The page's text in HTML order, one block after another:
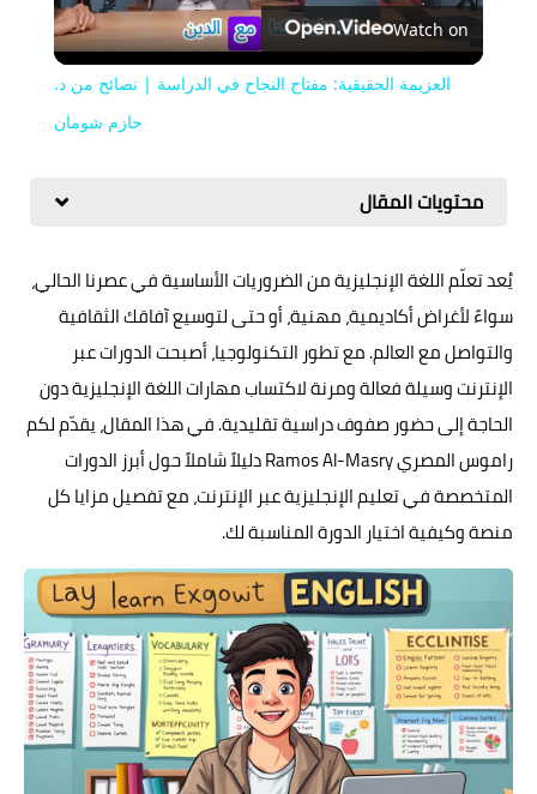
Video
Watch on
العزيمة الحقيقية: مفتاح النجاح في الدراسة | نصائح من د.
حازم شومان
محتويات المقال
يُعد تعلّم اللغة الإنجليزية من الضروريات الأساسية في عصرنا الحالي،
سواءً لأغراض أكاديمية، مهنية، أو حتى لتوسيع آفاقك الثقافية
والتواصل مع العالم. مع تطور التكنولوجيا، أصبحت الدورات عبر
الإنترنت وسيلة فعالة ومرنة لاكتساب مهارات اللغة الإنجليزية دون
الحاجة إلى حضور صفوف دراسية تقليدية. في هذا المقال، يقدّم لكم
راموس المصري Ramos Al-Masry دليلاً شاملاً حول أبرز الدورات
المتخصصة في تعليم الإنجليزية عبر الإنترنت، مع تفصيل مزايا كل
منصة وكيفية اختيار الدورة المناسبة لك.